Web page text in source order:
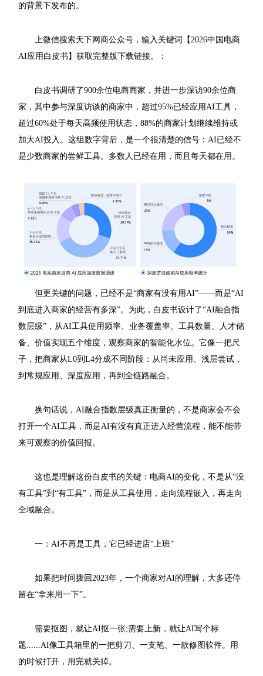
的背景下发布的。
上微信搜索天下网商公众号，输入关键词【2026中国电商
AI应用白皮书】获取完整版下载链接。：
白皮书调研了900余位电商商家，并进一步深访90余位商
家，其中参与深度访谈的商家中，超过95%已经应用AI工具，
超过60%处于每天高频使用状态，88%的商家计划继续维持或
加大AI投入。这组数字背后，是一个很清楚的信号：AI已经不
是少数商家的尝鲜工具。多数人已经在用，而且每天都在用。
但更关键的问题，已经不是“商家有没有用AI”——而是“AI
到底进入商家的经营有多深”。为此，白皮书设计了“AI融合指
数层级”，从AI工具使用频率、业务覆盖率、工具数量、人才储
备、价值实现五个维度，观察商家的智能化水位。它像一把尺
子，把商家从L0到L4分成不同阶段：从尚未应用、浅层尝试，
到常规应用、深度应用，再到全链路融合。
换句话说，AI融合指数层级真正衡量的，不是商家会不会
打开一个AI工具，而是AI有没有真正进入经营流程，能不能带
来可观察的价值回报。
这也是理解这份白皮书的关键：电商AI的变化，不是从“没
有工具”到“有工具”，而是从工具使用，走向流程嵌入，再走向
全域融合。
一：AI不再是工具，它已经进店“上班”
如果把时间拨回2023年，一个商家对AI的理解，大多还停
留在“拿来用一下”。
需要抠图，就让AI抠一张;需要上新，就让AI写个标
题......AI像工具箱里的一把剪刀、一支笔、一款修图软件。用
的时候打开，用完就关掉。